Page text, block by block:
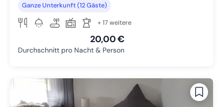
Ganze Unterkunft (12 Gäste)
+ 17 weitere
20,00 €
Durchschnitt pro Nacht & Person